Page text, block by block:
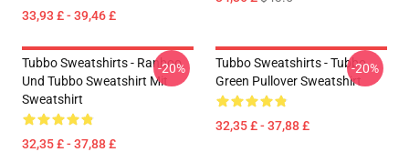
33,93 £ - 39,46 £
Tubbo Sweatshirts - Ranboo
Und Tubbo Sweatshirt Mit
Sweatshirt
32,35 £ - 37,88 £
-20%
Tubbo Sweatshirts - Tubbo
Green Pullover Sweatshirt
32,35 £ - 37,88 £
-20%